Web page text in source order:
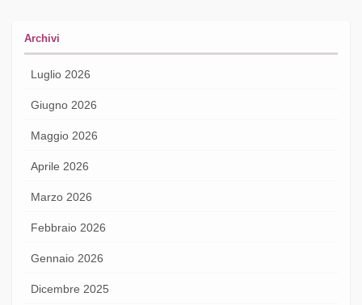
Archivi
Luglio 2026
Giugno 2026
Maggio 2026
Aprile 2026
Marzo 2026
Febbraio 2026
Gennaio 2026
Dicembre 2025